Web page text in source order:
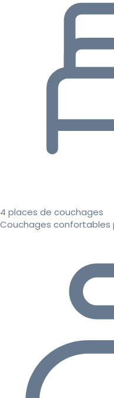
4 places de couchages
Couchages confortables